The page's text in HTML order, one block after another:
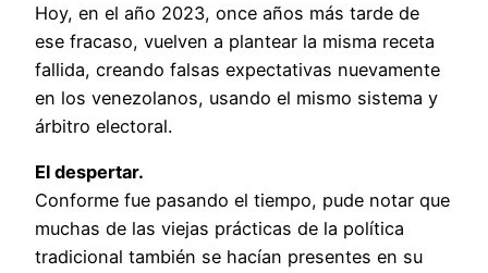
Hoy, en el año 2023, once años más tarde de
ese fracaso, vuelven a plantear la misma receta
fallida, creando falsas expectativas nuevamente
en los venezolanos, usando el mismo sistema y
árbitro electoral.
El despertar.
Conforme fue pasando el tiempo, pude notar que
muchas de las viejas prácticas de la política
tradicional también se hacían presentes en su